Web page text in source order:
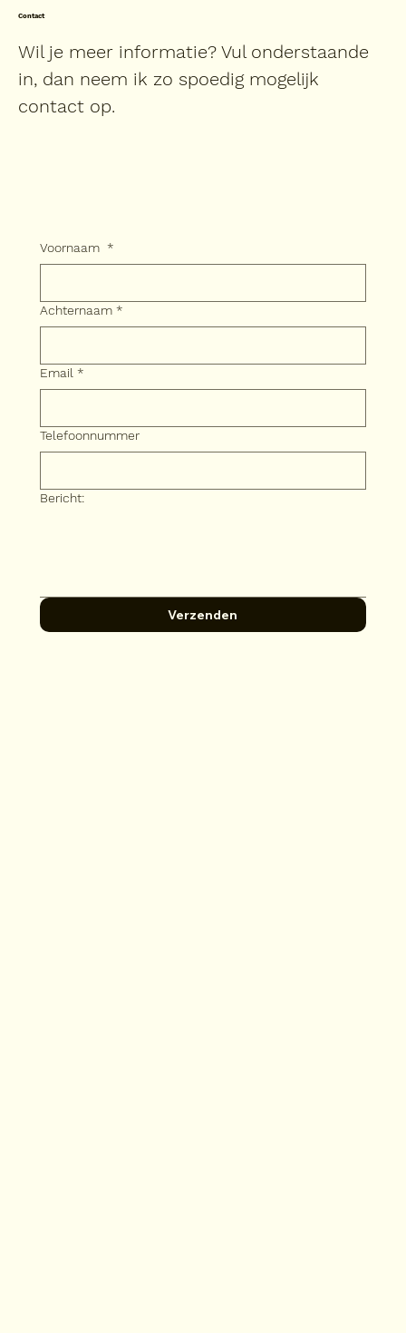
Contact
Wil je meer informatie? Vul onderstaande
in, dan neem ik zo spoedig mogelijk
contact op.
Voornaam *
Achternaam *
Email *
Telefoonnummer
Bericht:
Verzenden